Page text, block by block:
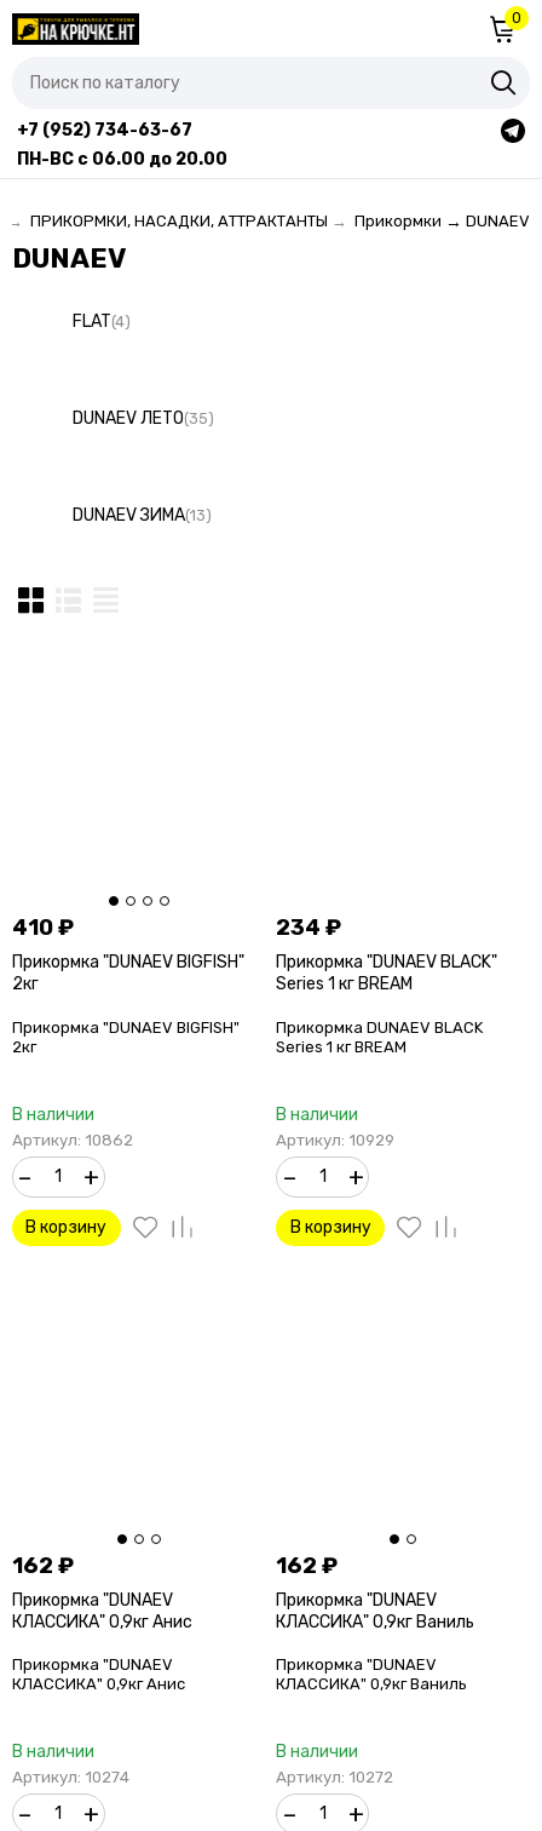
0
+7 (952) 734-63-67
ПН-ВС с 06.00 до 20.00
→ ПРИКОРМКИ, НАСАДКИ, АТТРАКТАНТЫ → Прикормки → DUNAEV
DUNAEV
FLAT(4)
DUNAEV ЛЕТО(35)
DUNAEV ЗИМА(13)
410₽
Прикормка "DUNAEV BIGFISH"
2кг
Прикормка "DUNAEV BIGFISH"
2кг
В наличии
Артикул: 10862
– +
В корзину
234₽
Прикормка "DUNAEV BLACK"
Series 1 кг BREAM
Прикормка DUNAEV BLACK
Series 1 кг BREAM
В наличии
Артикул: 10929
– +
В корзину
162 ₽
Прикормка "DUNAEV
КЛАССИКА" 0,9кг Анис
Прикормка "DUNAEV
КЛАССИКА" 0,9кг Анис
В наличии
Артикул: 10274
– +
162₽
Прикормка "DUNAEV
КЛАССИКА" 0,9кг Ваниль
Прикормка "DUNAEV
КЛАССИКА" 0,9кг Ваниль
В наличии
Артикул: 10272
– +